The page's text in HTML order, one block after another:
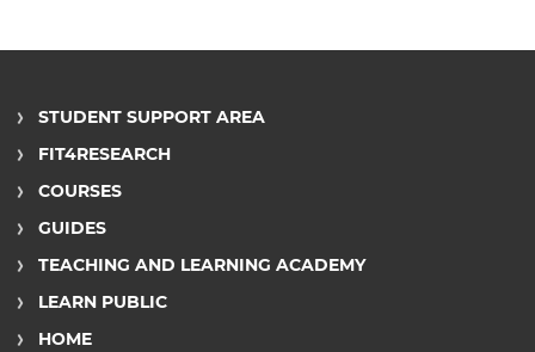
STUDENT SUPPORT AREA
FIT4RESEARCH
COURSES
GUIDES
TEACHING AND LEARNING ACADEMY
LEARN PUBLIC
HOME